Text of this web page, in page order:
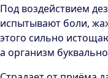
Под воздействием
испытывают боли,
этого сильно
а организм